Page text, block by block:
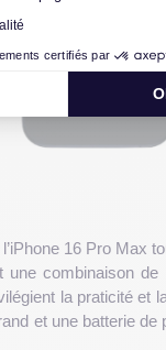
certifiés par
16 Pro
combinaison
la praticité et
et une batterie